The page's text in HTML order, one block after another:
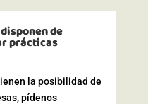
de
prácticas
la posibilidad de
pídenos